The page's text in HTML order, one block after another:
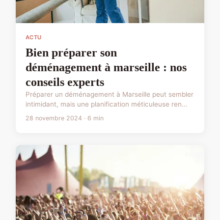
ACTU
Bien préparer son
déménagement à marseille : nos
conseils experts
Préparer un déménagement à Marseille peut sembler
intimidant, mais une planification méticuleuse ren...
28 novembre 2024 · 6 min